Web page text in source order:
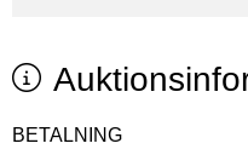
BETALNING